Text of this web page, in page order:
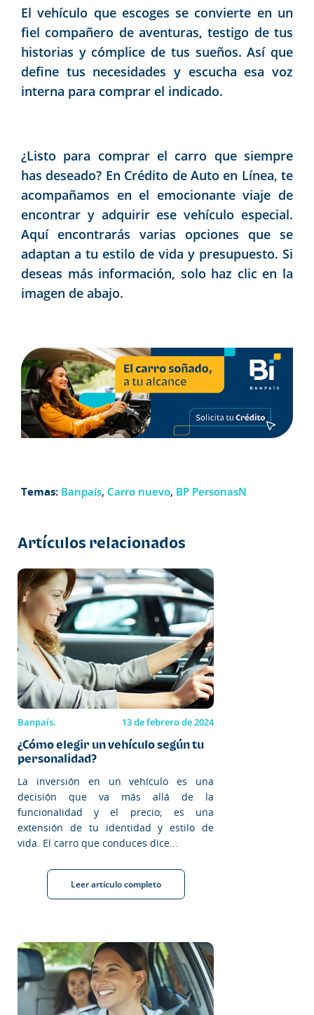
El vehículo que escoges se convierte en un
fiel compañero de aventuras, testigo de tus
historias y cómplice de tus sueños. Así que
define tus necesidades y escucha esa voz
interna para comprar el indicado.
¿Listo para comprar el carro que siempre
has deseado? En Crédito de Auto en Línea, te
acompañamos en el emocionante viaje de
encontrar y adquirir ese vehículo especial.
Aquí encontrarás varias opciones que se
adaptan a tu estilo de vida y presupuesto. Si
deseas más información, solo haz clic en la
imagen de abajo.
Temas: Banpaís, Carro nuevo, BP PersonasN
Artículos relacionados
Banpaís. 13 de febrero de 2024
¿Cómo elegir un vehículo según tu
personalidad?
La inversión en un vehículo es una
decisión que va más allá de la
funcionalidad y el precio; es una
extensión de tu identidad y estilo de
vida. El carro que conduces dice...
Leer artículo completo